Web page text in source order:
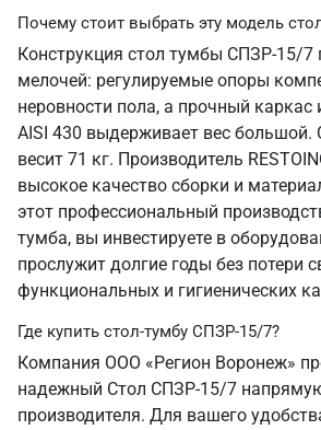
Почему стоит выбрать эту модель
Конструкция стол тумбы СПЗР-15/7
мелочей: регулируемые опоры
неровности пола, а прочный каркас
AISI 430 выдерживает вес большой.
весит 71 кг. Производитель
высокое качество сборки и
этот профессиональный
тумба, вы инвестируете в
прослужит долгие годы без потери
функциональных и гигиенических
Где купить стол-тумбу СПЗР-15/7?
Компания ООО «Регион Воронеж»
надежный Стол СПЗР-15/7
производителя. Для вашего